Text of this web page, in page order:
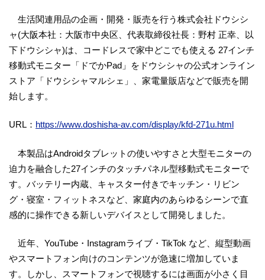
生活関連用品の企画・開発・販売を行う株式会社ドウシシ
ャ(大阪本社：大阪市中央区、代表取締役社長：野村 正幸、以
下ドウシシャ)は、コードレスで家中どこでも使える 27インチ
移動式モニター「ドでかPad」をドウシシャの公式オンライン
ストア「ドウシシャマルシェ」、家電量販店などで販売を開
始します。
URL： https://www.doshisha-av.com/display/kfd-271u.html
本製品はAndroidタブレットの使いやすさと大型モニターの
迫力を融合した27インチのタッチパネル型移動式モニターで
す。バッテリー内蔵、キャスター付きでキッチン・リビン
グ・寝室・フィットネスなど、家庭内のあらゆるシーンで直
感的に操作できる新しいデバイスとして開発しました。
近年、YouTube・Instagramライブ・TikTok など、縦型動画
やスマートフォン向けのコンテンツが急速に増加していま
す。しかし、スマートフォンで視聴するには画面が小さく目